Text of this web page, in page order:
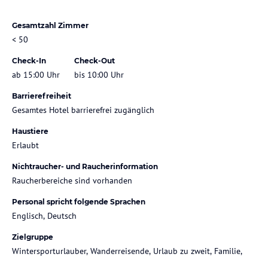
Gesamtzahl Zimmer
< 50
Check-In
ab 15:00 Uhr
Check-Out
bis 10:00 Uhr
Barrierefreiheit
Gesamtes Hotel barrierefrei zugänglich
Haustiere
Erlaubt
Nichtraucher- und Raucherinformation
Raucherbereiche sind vorhanden
Personal spricht folgende Sprachen
Englisch, Deutsch
Zielgruppe
Wintersporturlauber, Wanderreisende, Urlaub zu zweit, Familie,